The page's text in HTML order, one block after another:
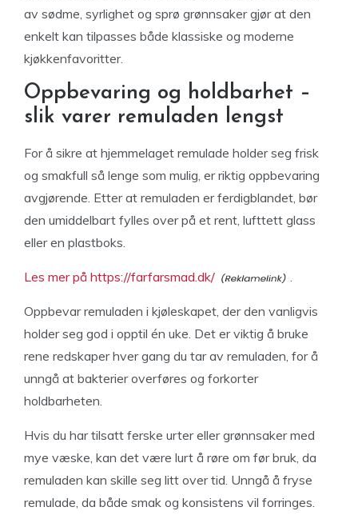
av sødme, syrlighet og sprø grønnsaker gjør at den
enkelt kan tilpasses både klassiske og moderne
kjøkkenfavoritter.
Oppbevaring og holdbarhet –
slik varer remuladen lengst
For å sikre at hjemmelaget remulade holder seg frisk
og smakfull så lenge som mulig, er riktig oppbevaring
avgjørende. Etter at remuladen er ferdigblandet, bør
den umiddelbart fylles over på et rent, lufttett glass
eller en plastboks.
Les mer på https://farfarsmad.dk/
Oppbevar remuladen i kjøleskapet, der den vanligvis
holder seg god i opptil én uke. Det er viktig å bruke
rene redskaper hver gang du tar av remuladen, for å
unngå at bakterier overføres og forkorter
holdbarheten.
Hvis du har tilsatt ferske urter eller grønnsaker med
mye væske, kan det være lurt å røre om før bruk, da
remuladen kan skille seg litt over tid. Unngå å fryse
remulade, da både smak og konsistens vil forringes.